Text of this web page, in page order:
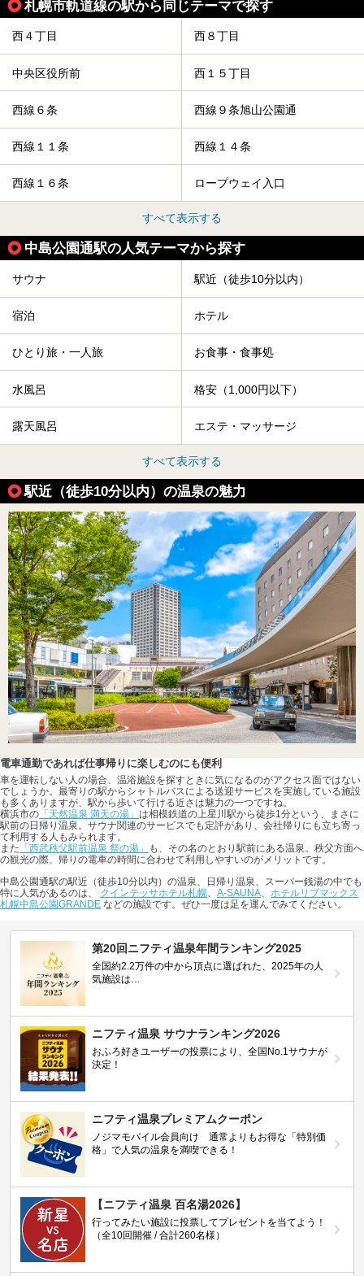
今回は、そんな「休日ビルヂング」の魅力を5つのポイント
札幌市軌道線の駅から同じテーマで探す
西４丁目 西８丁目
中央区役所前 西１５丁目
西線６条 西線９条旭山公園通
西線１１条 西線１４条
西線１６条 ロープウェイ入口
すべて表示する
中島公園通駅の人気テーマから探す
サウナ 駅近（徒歩10分以内）
宿泊 ホテル
ひとり旅・一人旅 お食事・食事処
水風呂 格安（1,000円以下）
露天風呂 エステ・マッサージ
すべて表示する
駅近（徒歩10分以内）の温泉の魅力
電車通勤であれば仕事帰りに楽しむのにも便利
車を運転しない人の場合、温浴施設を探すときに気になるのがアクセス面ではない
でしょうか。最寄りの駅からシャトルバスによる送迎サービスを実施している施設
も多くありますが、駅から歩いて行ける近さは魅力の一つですね。
横浜市の 「天然温泉 満天の湯」 は相模鉄道の上星川駅から徒歩1分という、まさに
駅前の日帰り温泉。サウナ関連のサービスでも定評があり、会社帰りにも立ち寄っ
て利用する人もみられます。
また 「西武秩父駅前温泉 祭の湯」
も、その名のとおり駅前にある温泉。秩父方面へ
の観光の際、帰りの電車の時間に合わせて利用しやすいのがメリットです。
中島公園通駅の駅近（徒歩10分以内）の温泉、日帰り温泉、スーパー銭湯の中でも
特に人気があるのは、 クインテッサホテル札幌 A-SAUNA
ホテルリブマックス
札幌中島公園GRANDE などの施設です。ぜひ一度は足を運んでみてください。
第20回ニフティ温泉年間ランキング2025
全国約2.2万件の中から頂点に選ばれた、2025年の人
気施設は…
ニフティ温泉 サウナランキング2026
おふろ好きユーザーの投票により、全国No.1サウナが
決定！
ニフティ温泉プレミアムクーポン
ノジマモバイル会員向け 通常よりもお得な「特別価
格」で人気の温泉を満喫できる！
【ニフティ温泉 百名湯2026】
行ってみたい施設に投票してプレゼントを当てよう！
（全10回開催 / 合計260名様）